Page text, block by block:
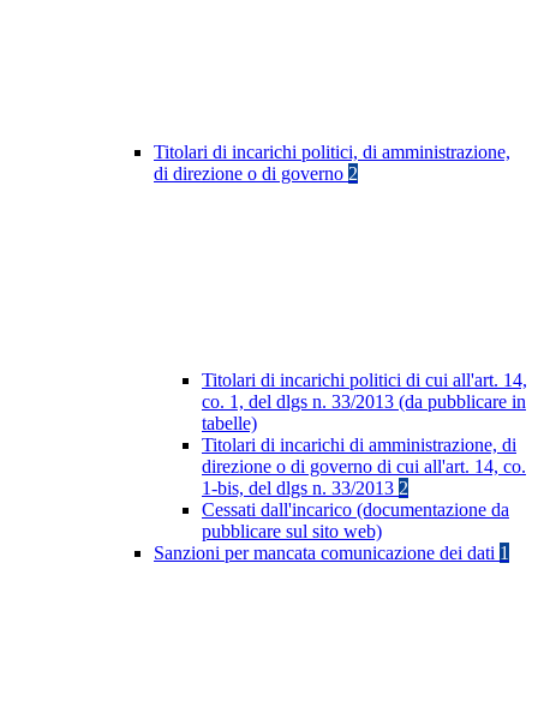
Titolari di incarichi politici, di amministrazione,
di direzione o di governo 2
Titolari di incarichi politici di cui all'art. 14,
co. 1, del dlgs n. 33/2013 (da pubblicare in
tabelle)
Titolari di incarichi di amministrazione, di
direzione o di governo di cui all'art. 14, co.
1-bis, del dlgs n. 33/2013 2
Cessati dall'incarico (documentazione da
pubblicare sul sito web)
Sanzioni per mancata comunicazione dei dati 1